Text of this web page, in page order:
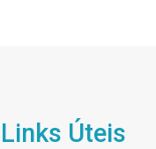
Links Úteis